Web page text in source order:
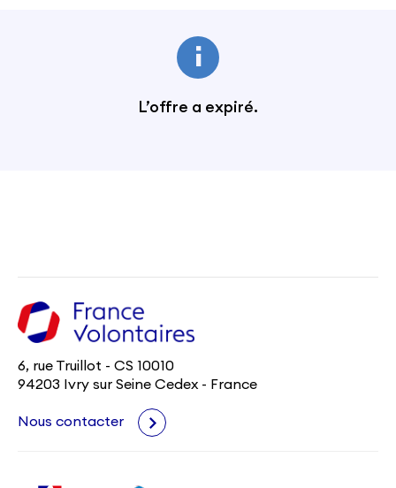
L’offre a expiré.
6, rue Truillot - CS 10010
94203 Ivry sur Seine Cedex - France
Nous contacter